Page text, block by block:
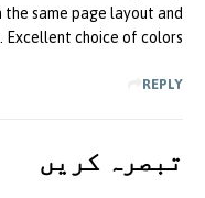
same page layout and
Excellent choice of colors!
REPLY
تبصرہ کريں